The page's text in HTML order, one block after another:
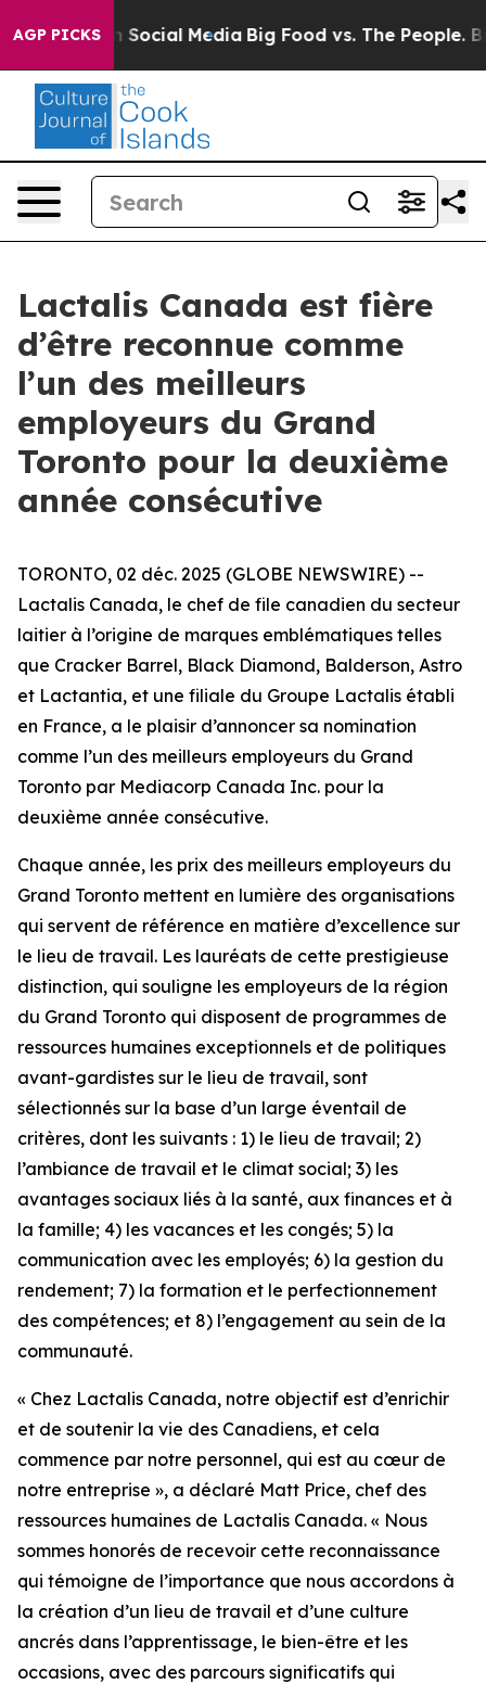
AGP PICKSon Social Media Big Food vs. The People. Big
Lactalis Canada est fière
d’être reconnue comme
l’un des meilleurs
employeurs du Grand
Toronto pour la deuxième
année consécutive
TORONTO, 02 déc. 2025 (GLOBE NEWSWIRE) --
Lactalis Canada, le chef de file canadien du secteur
laitier à l’origine de marques emblématiques telles
que Cracker Barrel, Black Diamond, Balderson, Astro
et Lactantia, et une filiale du Groupe Lactalis établi
en France, a le plaisir d’annoncer sa nomination
comme l’un des meilleurs employeurs du Grand
Toronto par Mediacorp Canada Inc. pour la
deuxième année consécutive.
Chaque année, les prix des meilleurs employeurs du
Grand Toronto mettent en lumière des organisations
qui servent de référence en matière d’excellence sur
le lieu de travail. Les lauréats de cette prestigieuse
distinction, qui souligne les employeurs de la région
du Grand Toronto qui disposent de programmes de
ressources humaines exceptionnels et de politiques
avant-gardistes sur le lieu de travail, sont
sélectionnés sur la base d’un large éventail de
critères, dont les suivants : 1) le lieu de travail; 2)
l’ambiance de travail et le climat social; 3) les
avantages sociaux liés à la santé, aux finances et à
la famille; 4) les vacances et les congés; 5) la
communication avec les employés; 6) la gestion du
rendement; 7) la formation et le perfectionnement
des compétences; et 8) l’engagement au sein de la
communauté.
« Chez Lactalis Canada, notre objectif est d’enrichir
et de soutenir la vie des Canadiens, et cela
commence par notre personnel, qui est au cœur de
notre entreprise », a déclaré Matt Price, chef des
ressources humaines de Lactalis Canada. « Nous
sommes honorés de recevoir cette reconnaissance
qui témoigne de l’importance que nous accordons à
la création d’un lieu de travail et d’une culture
ancrés dans l’apprentissage, le bien-être et les
occasions, avec des parcours significatifs qui